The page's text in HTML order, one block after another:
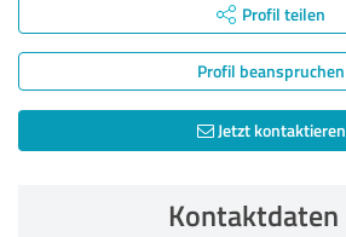
Profil teilen
Profil beanspruchen
Jetzt kontaktieren
Kontaktdaten